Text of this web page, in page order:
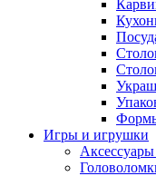
Игры и игрушки